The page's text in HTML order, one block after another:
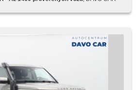
Fahrersitz, Heck LED
skla